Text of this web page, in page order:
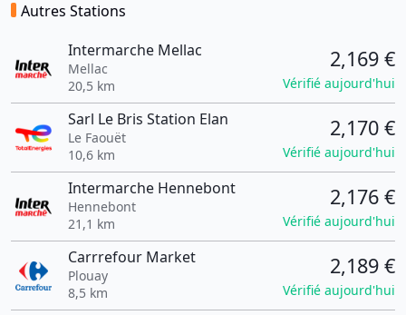
Autres Stations
Intermarche Mellac
Mellac
20,5 km
2,169 €
Vérifié aujourd'hui
Sarl Le Bris Station Elan
Le Faouët
10,6 km
2,170 €
Vérifié aujourd'hui
Intermarche Hennebont
Hennebont
21,1 km
2,176 €
Vérifié aujourd'hui
Carrrefour Market
Plouay
8,5 km
2,189 €
Vérifié aujourd'hui